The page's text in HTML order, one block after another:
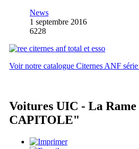
News
1 septembre 2016
6228
Voir notre catalogue Citernes ANF
Voitures UIC - La
CAPITOLE"